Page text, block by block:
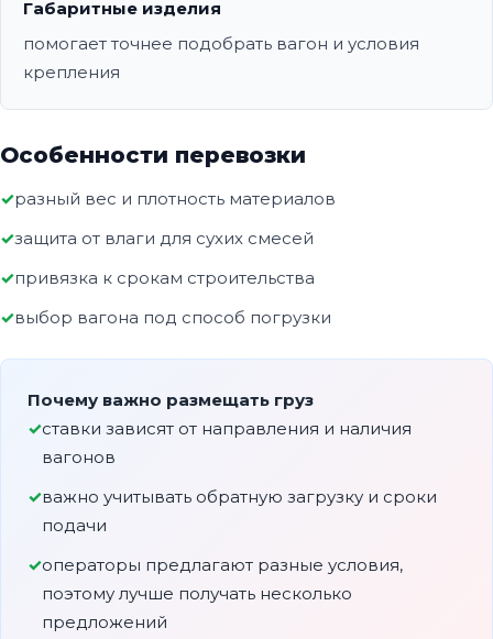
Габаритные изделия
помогает точнее подобрать вагон и условия
крепления
Особенности перевозки
разный вес и плотность материалов
защита от влаги для сухих смесей
привязка к срокам строительства
выбор вагона под способ погрузки
Почему важно размещать груз
ставки зависят от направления и наличия
вагонов
важно учитывать обратную загрузку и сроки
подачи
операторы предлагают разные условия,
поэтому лучше получать несколько
предложений